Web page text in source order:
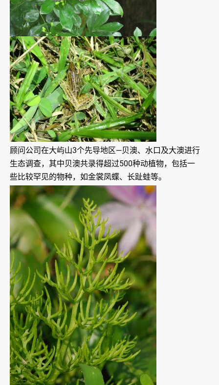
顾问公司在大屿山3个先导地区—贝澳、水口及大澳进行
生态调查，其中贝澳共录得超过500种动植物，包括一
些比较罕见的物种，如金裳凤蝶、长趾蛙等。